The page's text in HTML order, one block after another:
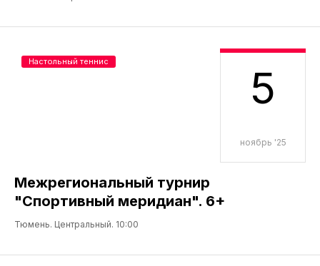
5
ноябрь '25
Межрегиональный турнир
"Спортивный меридиан". 6+
Тюмень. Центральный. 10:00
Настольный теннис